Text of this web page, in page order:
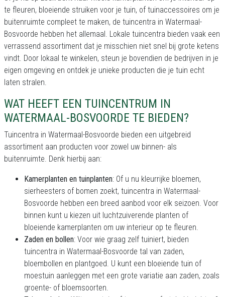
te fleuren, bloeiende struiken voor je tuin, of tuinaccessoires om je
buitenruimte compleet te maken, de tuincentra in Watermaal-
Bosvoorde hebben het allemaal. Lokale tuincentra bieden vaak een
verrassend assortiment dat je misschien niet snel bij grote ketens
vindt. Door lokaal te winkelen, steun je bovendien de bedrijven in je
eigen omgeving en ontdek je unieke producten die je tuin echt
laten stralen.
WAT HEEFT EEN TUINCENTRUM IN
WATERMAAL-BOSVOORDE TE BIEDEN?
Tuincentra in Watermaal-Bosvoorde bieden een uitgebreid
assortiment aan producten voor zowel uw binnen- als
buitenruimte. Denk hierbij aan:
Kamerplanten en tuinplanten: Of u nu kleurrijke bloemen,
sierheesters of bomen zoekt, tuincentra in Watermaal-
Bosvoorde hebben een breed aanbod voor elk seizoen. Voor
binnen kunt u kiezen uit luchtzuiverende planten of
bloeiende kamerplanten om uw interieur op te fleuren.
Zaden en bollen: Voor wie graag zelf tuiniert, bieden
tuincentra in Watermaal-Bosvoorde tal van zaden,
bloembollen en plantgoed. U kunt een bloeiende tuin of
moestuin aanleggen met een grote variatie aan zaden, zoals
groente- of bloemsoorten.